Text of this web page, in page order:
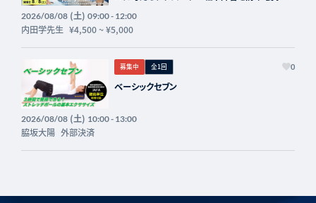
フォーライフ】
2026/08/08(土) 09:00 - 12:00
内田学先生 ¥4,500~¥5,000
募集中 全1回 0
ベーシックセブン
2026/08/08(土) 10:00 - 13:00
脇坂大陽 外部決済